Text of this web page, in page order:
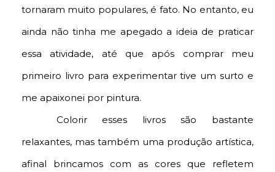
tornaram muito populares, é fato. No entanto, eu
ainda não tinha me apegado a ideia de praticar
essa atividade, até que após comprar meu
primeiro livro para experimentar tive um surto e
me apaixonei por pintura.
Colorir esses livros são bastante
relaxantes, mas também uma produção artística,
afinal brincamos com as cores que refletem